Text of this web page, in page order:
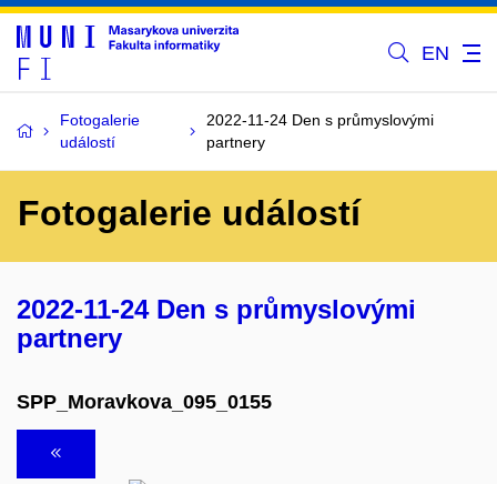
EN
Fotogalerie
událostí
2022-11-24 Den s průmyslovými
partnery
Fotogalerie událostí
2022-11-24 Den s průmyslovými
partnery
SPP_Moravkova_095_0155